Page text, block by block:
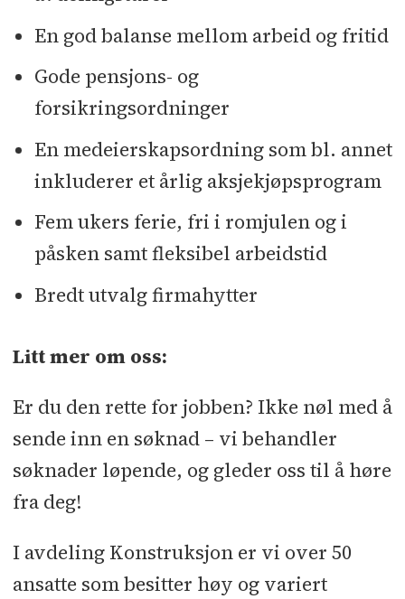
En god balanse mellom arbeid og fritid
Gode pensjons- og
forsikringsordninger
En medeierskapsordning som bl. annet
inkluderer et årlig aksjekjøpsprogram
Fem ukers ferie, fri i romjulen og i
påsken samt fleksibel arbeidstid
Bredt utvalg firmahytter
Litt mer om oss:
Er du den rette for jobben? Ikke nøl med å
sende inn en søknad – vi behandler
søknader løpende, og gleder oss til å høre
fra deg!
I avdeling Konstruksjon er vi over 50
ansatte som besitter høy og variert